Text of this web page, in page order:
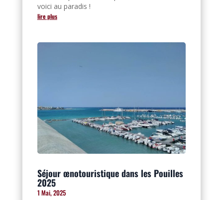
voici au paradis !
lire plus
Séjour œnotouristique dans les Pouilles
2025
1 Mai, 2025